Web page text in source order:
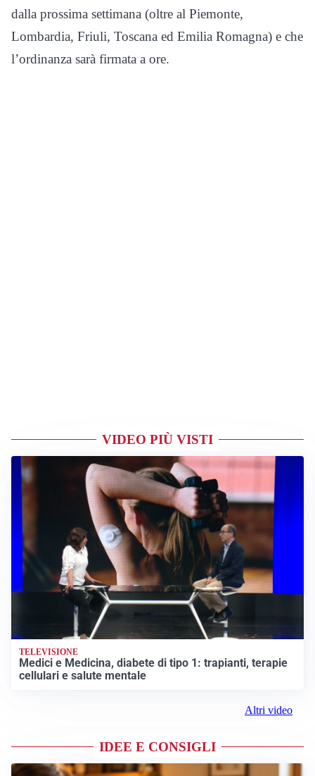
dalla prossima settimana (oltre al Piemonte,
Lombardia, Friuli, Toscana ed Emilia Romagna) e che
l’ordinanza sarà firmata a ore.
VIDEO PIÙ VISTI
TELEVISIONE
Medici e Medicina, diabete di tipo 1: trapianti, terapie
cellulari e salute mentale
Altri video
IDEE E CONSIGLI